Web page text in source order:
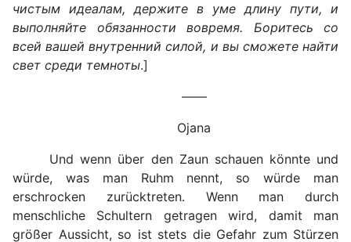
чистым идеалам, держите в уме длину пути, и
выполняйте обязанности вовремя. Боритесь со
всей вашей внутренний силой, и вы сможете найти
свет среди темноты.]
——
Ojana
Und wenn über den Zaun schauen könnte und
würde, was man Ruhm nennt, so würde man
erschrocken zurücktreten. Wenn man durch
menschliche Schultern getragen wird, damit man
größer Aussicht, so ist stets die Gefahr zum Stürzen